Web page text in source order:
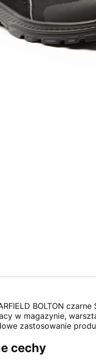
BOLTON
w magazynie,
zastosowanie
cechy